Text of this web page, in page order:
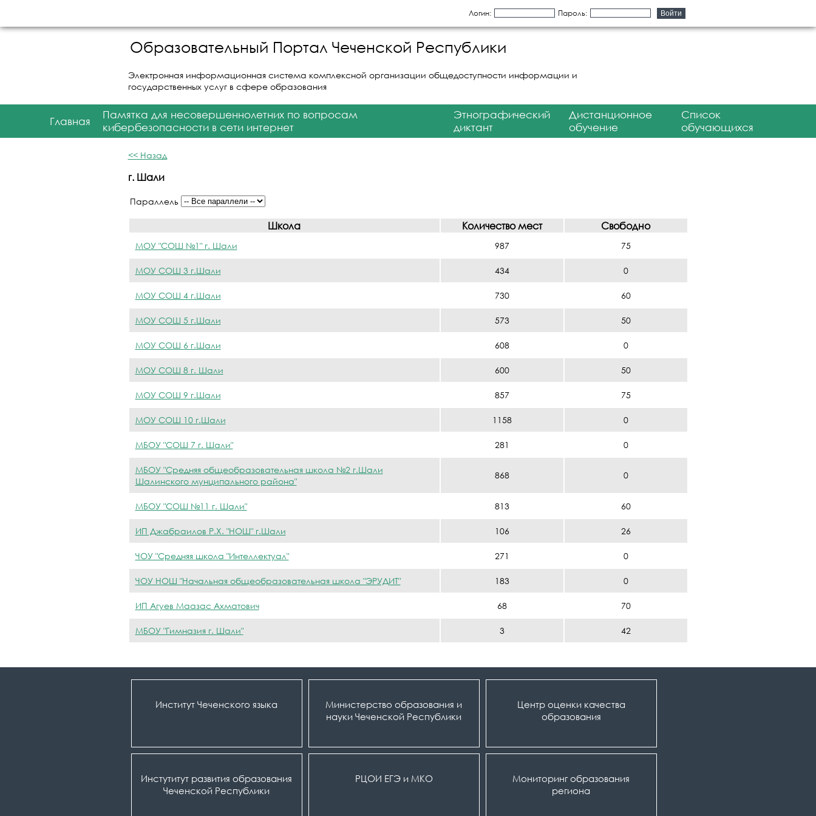
Логин: Пароль:
Образовательный Портал Чеченской Республики
Электронная информационная система комплексной организации общедоступности информации и
государственных услуг в сфере образования
Главная
Памятка для несовершеннолетних по вопросам
кибербезопасности в сети интернет
Этнографический
диктант
Дистанционное
обучение
Список
обучающихся
<< Назад
г. Шали
Параллель
Школа Количество мест Свободно
МОУ "СОШ №1" г. Шали 987 75
МОУ СОШ 3 г.Шали 434 0
МОУ СОШ 4 г.Шали 730 60
МОУ СОШ 5 г.Шали 573 50
МОУ СОШ 6 г.Шали 608 0
МОУ СОШ 8 г. Шали 600 50
МОУ СОШ 9 г.Шали 857 75
МОУ СОШ 10 г.Шали 1158 0
МБОУ "СОШ 7 г. Шали" 281 0
МБОУ "Средняя общеобразовательная школа №2 г.Шали
Шалинского мунципального района"
868 0
МБОУ "СОШ №11 г. Шали" 813 60
ИП Джабраилов Р.Х. "НОШ" г.Шали 106 26
ЧОУ "Средняя школа "Интеллектуал" 271 0
ЧОУ НОШ "Начальная общеобразовательная школа "ЭРУДИТ" 183 0
ИП Агуев Маазас Ахматович 68 70
МБОУ "Гимназия г. Шали" 3 42
Институт Чеченского языка
Министерство образования и
науки Чеченской Республики
Центр оценки качества
образования
Инстутитут развития образования
Чеченской Республики
РЦОИ ЕГЭ и МКО
Мониторинг образования
региона